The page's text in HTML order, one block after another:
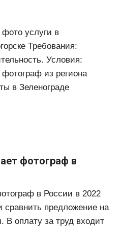
услуги в
Требования:
Условия:
из региона
в Зеленограде
фотограф в
в России в 2022
сравнить предложение на
В оплату за труд входит